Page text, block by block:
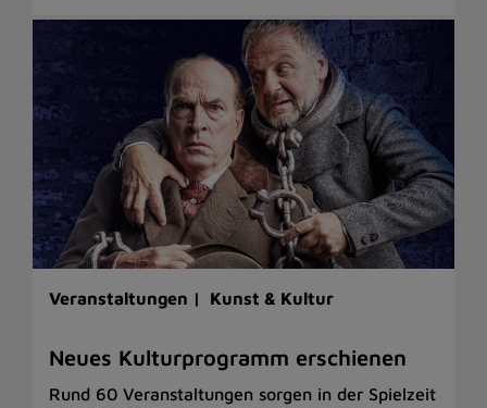
Veranstaltungen | Kunst & Kultur
Neues Kulturprogramm erschienen
Rund 60 Veranstaltungen sorgen in der Spielzeit